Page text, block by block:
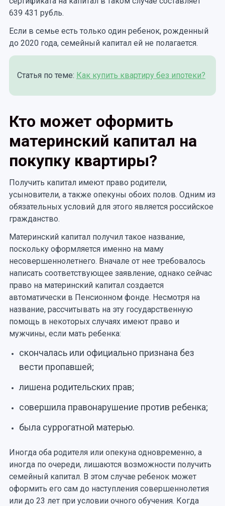
639 431 рубль.
Если в семье есть только один ребенок, рожденный
до 2020 года, семейный капитал ей не полагается.
Статья по теме: Как купить квартиру без ипотеки?
Кто может оформить
материнский капитал на
покупку квартиры?
Получить капитал имеют право родители,
усыновители, а также опекуны обоих полов. Одним из
обязательных условий для этого является российское
гражданство.
Материнский капитал получил такое название,
поскольку оформляется именно на маму
несовершеннолетнего. Вначале от нее требовалось
написать соответствующее заявление, однако сейчас
право на материнский капитал создается
автоматически в Пенсионном фонде. Несмотря на
название, рассчитывать на эту государственную
помощь в некоторых случаях имеют право и
мужчины, если мать ребенка:
скончалась или официально признана без
вести пропавшей;
лишена родительских прав;
совершила правонарушение против ребенка;
была суррогатной матерью.
Иногда оба родителя или опекуна одновременно, а
иногда по очереди, лишаются возможности получить
семейный капитал. В этом случае ребенок может
оформить его сам до наступления совершеннолетия
или до 23 лет при условии очного обучения. Когда